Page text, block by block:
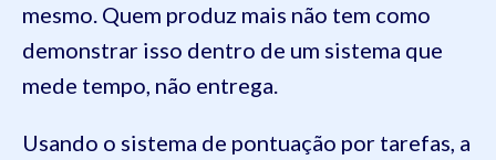
mesmo. Quem produz mais não tem como
demonstrar isso dentro de um sistema que
mede tempo, não entrega.
Usando o sistema de pontuação por tarefas, a